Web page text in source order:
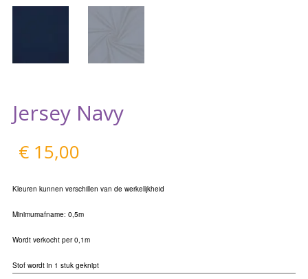
Jersey Navy
€15,00
Kleuren kunnen verschillen van de werkelijkheid
Minimumafname: 0,5m
Wordt verkocht per 0,1m
Stof wordt in 1 stuk geknipt